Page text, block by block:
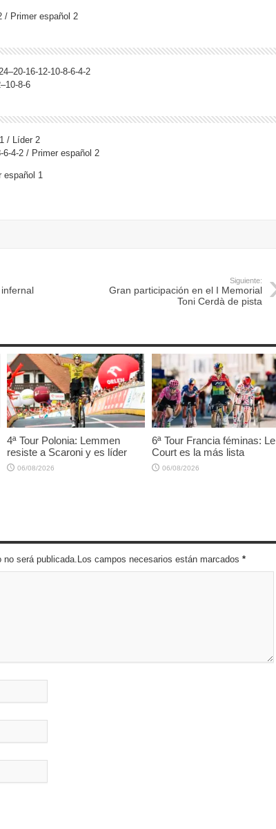
/ Primer español 2
16-12-10-8-6-4-2
8-6
/ Líder 2
6-4-2 / Primer español 2
español 1
Siguiente:
Gran participación en el I Memorial
Toni Cerdà de pista
4ª Tour Polonia: Lemmen
resiste a Scaroni y es líder
06/08/2026
6ª Tour Francia féminas: Le
Court es la más lista
06/08/2026
será publicada.Los campos necesarios están marcados *